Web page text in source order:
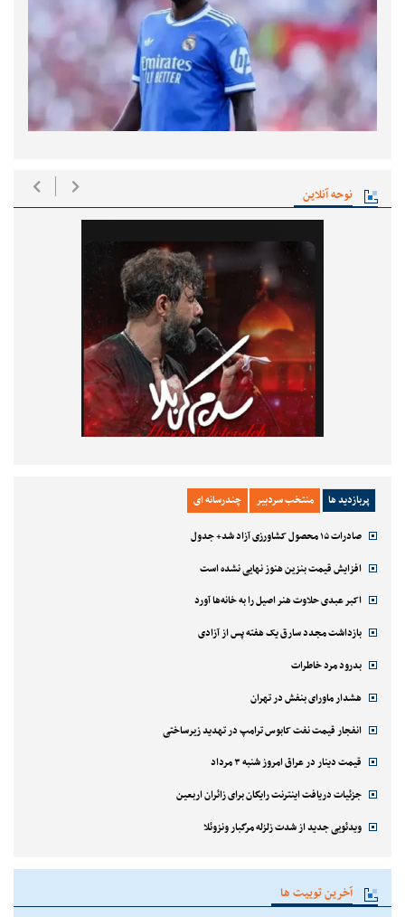
نوحه آنلاین
پربازدید ها منتخب سردبیر چندرسانه ای
صادرات ۱۵ محصول کشاورزی آزاد شد+ جدول
افزایش قیمت بنزین هنوز نهایی نشده است
اکبر عبدی حلاوت هنر اصیل را به خانه‌ها آورد
بازداشت مجدد سارق یک هفته پس از آزادی
بدرود مرد خاطرات
هشدار ماورای بنفش در تهران
انفجار قیمت نفت کابوس ترامپ در تهدید زیرساختی
قیمت دینار در عراق امروز شنبه ۳ مرداد
جزئیات دریافت اینترنت رایگان برای زائران اربعین
ویدئویی جدید از شدت زلزله مرگبار ونزوئلا
آخرین توییت ها